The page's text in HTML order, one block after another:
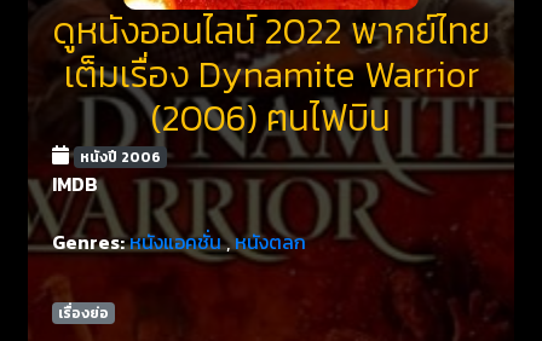
ดูหนังออนไลน์ 2022 พากย์ไทย
เต็มเรื่อง Dynamite Warrior
(2006) ฅนไฟบิน
หนังปี 2006
IMDB
Genres:หนังแอคชั่น,หนังตลก
เรื่องย่อ